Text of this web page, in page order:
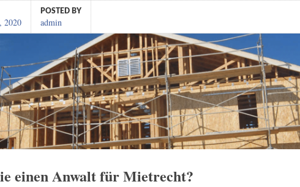
2020
POSTED BY
admin
einen Anwalt für Mietrecht?